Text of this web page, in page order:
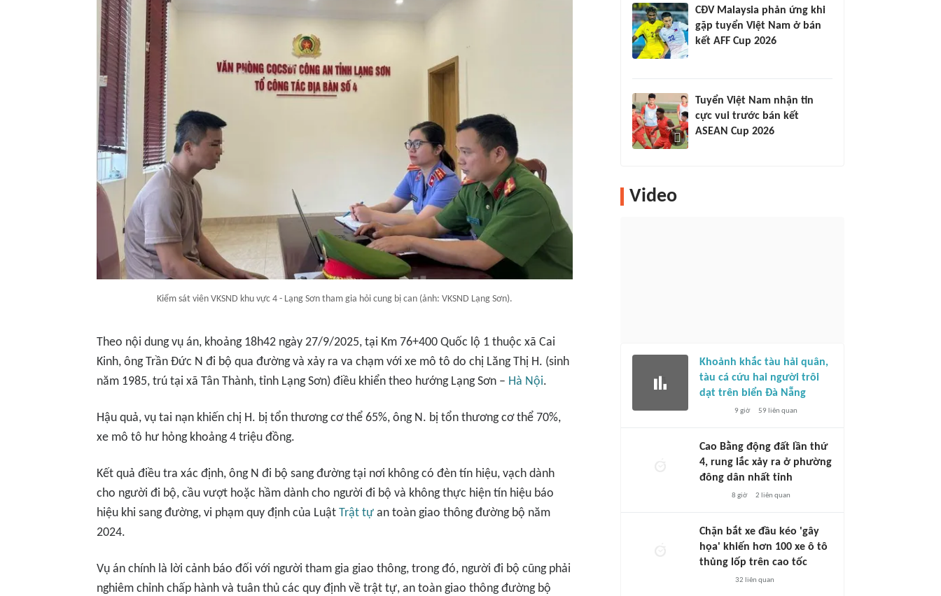
Kiểm sát viên VKSND khu vực 4 - Lạng Sơn tham gia hỏi cung bị can (ảnh: VKSND Lạng Sơn).
Theo nội dung vụ án, khoảng 18h42 ngày 27/9/2025, tại Km 76+400 Quốc lộ 1 thuộc xã Cai
Kinh, ông Trần Đức N đi bộ qua đường và xảy ra va chạm với xe mô tô do chị Lăng Thị H. (sinh
năm 1985, trú tại xã Tân Thành, tỉnh Lạng Sơn) điều khiển theo hướng Lạng Sơn – Hà Nội.
Hậu quả, vụ tai nạn khiến chị H. bị tổn thương cơ thể 65%, ông N. bị tổn thương cơ thể 70%,
xe mô tô hư hỏng khoảng 4 triệu đồng.
Kết quả điều tra xác định, ông N đi bộ sang đường tại nơi không có đèn tín hiệu, vạch dành
cho người đi bộ, cầu vượt hoặc hầm dành cho người đi bộ và không thực hiện tín hiệu báo
hiệu khi sang đường, vi phạm quy định của Luật Trật tự an toàn giao thông đường bộ năm
2024.
Vụ án chính là lời cảnh báo đối với người tham gia giao thông, trong đó, người đi bộ cũng phải
nghiêm chỉnh chấp hành và tuân thủ các quy định về trật tự, an toàn giao thông đường bộ
CĐV Malaysia phản ứng khi
gặp tuyển Việt Nam ở bán
kết AFF Cup 2026
Tuyển Việt Nam nhận tin
cực vui trước bán kết
ASEAN Cup 2026
Video
Khoảnh khắc tàu hải quân,
tàu cá cứu hai người trôi
dạt trên biển Đà Nẵng
9 giờ 59 liên quan
Cao Bằng động đất lần thứ
4, rung lắc xảy ra ở phường
đông dân nhất tỉnh
8 giờ 2 liên quan
Chặn bắt xe đầu kéo 'gây
họa' khiến hơn 100 xe ô tô
thủng lốp trên cao tốc
32 liên quan